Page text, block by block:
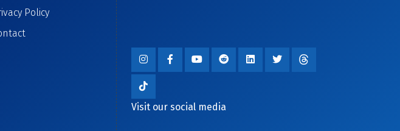
Policy
Visit our social media